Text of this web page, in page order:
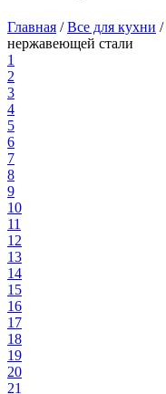
Главная /Все для кухни /
нержавеющей стали
1
2
3
4
5
6
7
8
9
10
11
12
13
14
15
16
17
18
19
20
21